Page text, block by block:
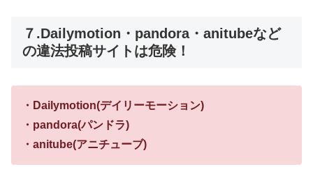
７.Dailymotion・pandora・anitubeなど
の違法投稿サイトは危険！
・Dailymotion(デイリーモーション)
・pandora(パンドラ)
・anitube(アニチューブ)